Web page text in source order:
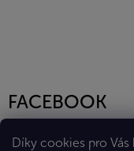
Díky cookies pro
FACEBOOK